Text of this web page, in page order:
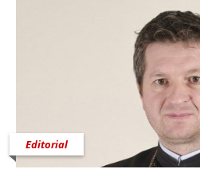
Editorial